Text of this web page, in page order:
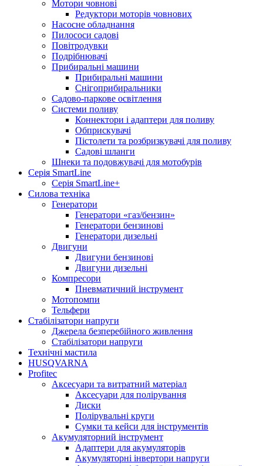
Мотори човнові
Редуктори моторів човнових
Насосне обладнання
Пилососи садові
Повітродувки
Подрібнювачі
Прибиральні машини
Прибиральні машини
Снігоприбиральники
Садово-паркове освітлення
Системи поливу
Коннектори і адаптери для поливу
Обприскувачі
Пістолети та розбризкувачі для поливу
Садові шланги
Шнеки та подовжувачі для мотобурів
Серія SmartLine
Серія SmartLine+
Силова техніка
Генератори
Генератори «газ/бензин»
Генератори бензинові
Генератори дизельні
Двигуни
Двигуни бензинові
Двигуни дизельні
Компресори
Пневматичний інструмент
Мотопомпи
Тельфери
Стабілізатори напруги
Джерела безперебійного живлення
Стабілізатори напруги
Технічні мастила
HUSQVARNA
Profitec
Аксесуари та витратний матеріал
Аксесуари для полірування
Диски
Полірувальні круги
Сумки та кейси для інструментів
Акумуляторний інструмент
Адаптери для акумуляторів
Акумуляторні інвертори напруги